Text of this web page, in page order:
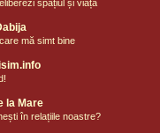
spațiul și viața
mă simt bine
la Mare
în relațiile noastre?